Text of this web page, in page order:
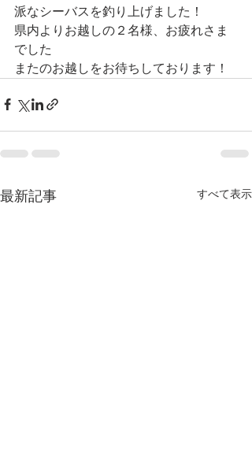
派なシーバスを釣り上げました！
県内よりお越しの２名様、お疲れさま
でした
またのお越しをお待ちしております！
最新記事 すべて表示